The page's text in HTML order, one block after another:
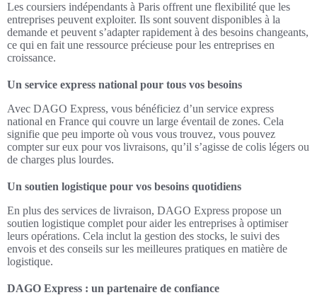
Les coursiers indépendants à Paris offrent une flexibilité que les
entreprises peuvent exploiter. Ils sont souvent disponibles à la
demande et peuvent s’adapter rapidement à des besoins changeants,
ce qui en fait une ressource précieuse pour les entreprises en
croissance.
Un service express national pour tous vos besoins
Avec DAGO Express, vous bénéficiez d’un service express
national en France qui couvre un large éventail de zones. Cela
signifie que peu importe où vous vous trouvez, vous pouvez
compter sur eux pour vos livraisons, qu’il s’agisse de colis légers ou
de charges plus lourdes.
Un soutien logistique pour vos besoins quotidiens
En plus des services de livraison, DAGO Express propose un
soutien logistique complet pour aider les entreprises à optimiser
leurs opérations. Cela inclut la gestion des stocks, le suivi des
envois et des conseils sur les meilleures pratiques en matière de
logistique.
DAGO Express : un partenaire de confiance